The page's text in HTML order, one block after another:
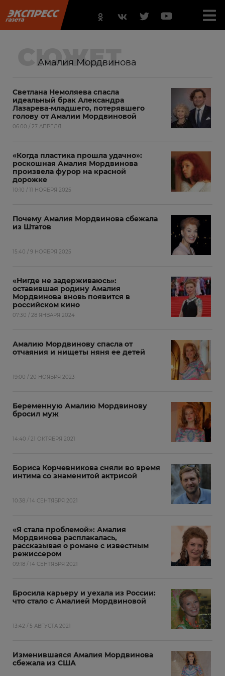
СЮЖЕТ
Амалия Мордвинова
Светлана Немоляева спасла
идеальный брак Александра
Лазарева-младшего, потерявшего
голову от Амалии Мордвиновой
06:00 / 27 АПРЕЛЯ
«Когда пластика прошла удачно»:
роскошная Амалия Мордвинова
произвела фурор на красной
дорожке
10:10 / 11 НОЯБРЯ 2025
Почему Амалия Мордвинова сбежала
из Штатов
15:40 / 9 НОЯБРЯ 2025
«Нигде не задерживаюсь»:
оставившая родину Амалия
Мордвинова вновь появится в
российском кино
07:30 / 28 ЯНВАРЯ 2024
Амалию Мордвинову спасла от
отчаяния и нищеты няня ее детей
19:00 / 20 НОЯБРЯ 2023
Беременную Амалию Мордвинову
бросил муж
14:40 / 21 ОКТЯБРЯ 2021
Бориса Корчевникова сняли во время
интима со знаменитой актрисой
10:38 / 14 СЕНТЯБРЯ 2021
«Я стала проблемой»: Амалия
Мордвинова расплакалась,
рассказывая о романе с известным
режиссером
09:18 / 14 СЕНТЯБРЯ 2021
Бросила карьеру и уехала из России:
что стало с Амалией Мордвиновой
13:42 / 5 АВГУСТА 2021
Изменившаяся Амалия Мордвинова
сбежала из США